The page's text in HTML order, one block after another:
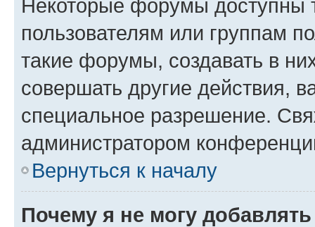
Некоторые форумы доступны
пользователям или группам
такие форумы, создавать в
совершать другие действия,
специальное разрешение.
администратором
Вернуться к началу
Почему я не могу